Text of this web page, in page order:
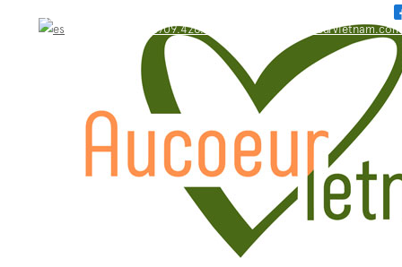
WhatsApp: +84.909.426.406 bonjour@aucoeurvietnam.com
WhatsApp: +84.909.426.406